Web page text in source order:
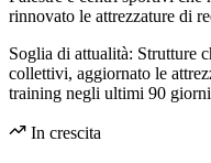
rinnovato le attrezzature di
Soglia di attualità: Strutture
collettivi, aggiornato le
training negli ultimi 90
In crescita